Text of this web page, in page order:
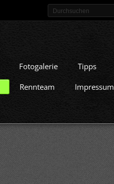
Fotogalerie Tipps
Rennteam Impressum